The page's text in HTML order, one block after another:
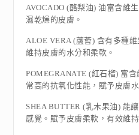
AVOCADO (酪梨油) 油富含維
濕乾燥的皮膚。
ALOE VERA (蘆薈) 含有多種
維持皮膚的水分和柔軟。
POMEGRANATE (紅石榴) 富
常高的抗氧化性能，賦予皮膚
SHEA BUTTER (乳木果油) 能
感覺。賦予皮膚柔軟，有效維